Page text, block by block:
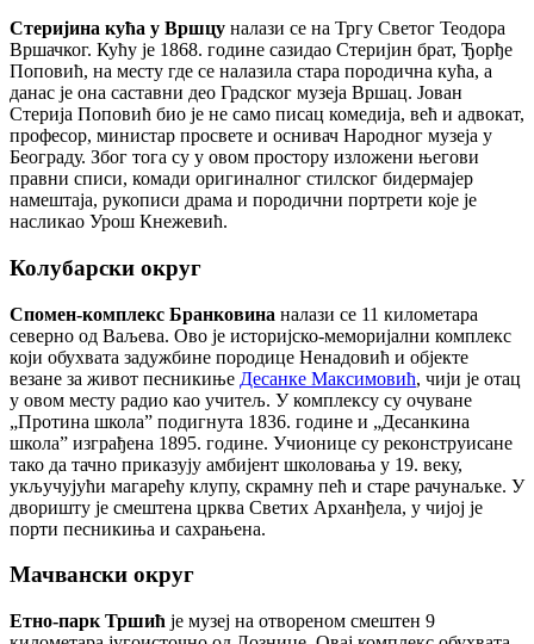
Стеријина кућа у Вршцу налази се на Тргу Светог Теодора
Вршачког. Кућу је 1868. године сазидао Стеријин брат, Ђорђе
Поповић, на месту где се налазила стара породична кућа, а
данас је она саставни део Градског музеја Вршац. Јован
Стерија Поповић био је не само писац комедија, већ и адвокат,
професор, министар просвете и оснивач Народног музеја у
Београду. Због тога су у овом простору изложени његови
правни списи, комади оригиналног стилског бидермајер
намештаја, рукописи драма и породични портрети које је
насликао Урош Кнежевић.
Колубарски округ
Спомен-комплекс Бранковина налази се 11 километара
северно од Ваљева. Ово је историјско-меморијални комплекс
који обухвата задужбине породице Ненадовић и објекте
везане за живот песникиње Десанке Максимовић, чији је отац
у овом месту радио као учитељ. У комплексу су очуване
„Протина школа” подигнута 1836. године и „Десанкина
школа” изграђена 1895. године. Учионице су реконструисане
тако да тачно приказују амбијент школовања у 19. веку,
укључујући магарећу клупу, скрамну пећ и старе рачунаљке. У
дворишту је смештена црква Светих Арханђела, у чијој је
порти песникиња и сахрањена.
Мачвански округ
Етно-парк Тршић је музеј на отвореном смештен 9